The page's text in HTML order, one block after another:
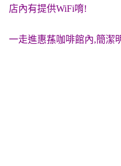
店內有提供WiFi唷!
一走進惠蓀咖啡館內,簡潔